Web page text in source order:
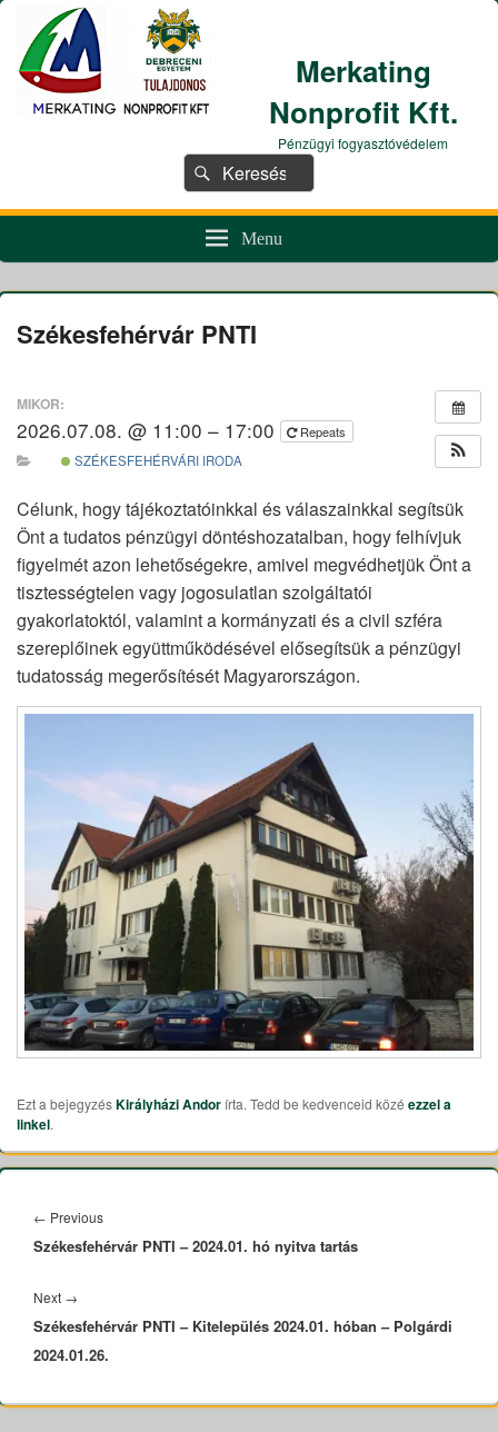
Merkating
Nonprofit Kft.
Pénzügyi fogyasztóvédelem
Search
for:
Search
Menu
Székesfehérvár PNTI
MIKOR:
2026.07.08. @ 11:00 – 17:00
Repeats
SZÉKESFEHÉRVÁRI IRODA
Célunk, hogy tájékoztatóinkkal és válaszainkkal segítsük
Önt a tudatos pénzügyi döntéshozatalban, hogy felhívjuk
figyelmét azon lehetőségekre, amivel megvédhetjük Önt a
tisztességtelen vagy jogosulatlan szolgáltatói
gyakorlatoktól, valamint a kormányzati és a civil szféra
szereplőinek együttműködésével elősegítsük a pénzügyi
tudatosság megerősítését Magyarországon.
Ezt a bejegyzésKirályházi Andor írta. Tedd be kedvenceid közé ezzel a
linkel.
navigáció
← Previous
post:
Székesfehérvár PNTI – 2024.01. hó nyitva tartás
Next →
post:
Székesfehérvár PNTI – Kitelepülés 2024.01. hóban – Polgárdi
2024.01.26.